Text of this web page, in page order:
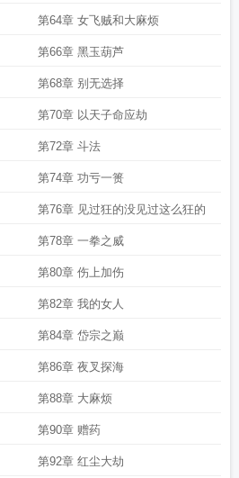
第64章 女飞贼和大麻烦
第66章 黑玉葫芦
第68章 别无选择
第70章 以天子命应劫
第72章 斗法
第74章 功亏一篑
第76章 见过狂的没见过这么狂的
第78章 一拳之威
第80章 伤上加伤
第82章 我的女人
第84章 岱宗之巅
第86章 夜叉探海
第88章 大麻烦
第90章 赠药
第92章 红尘大劫